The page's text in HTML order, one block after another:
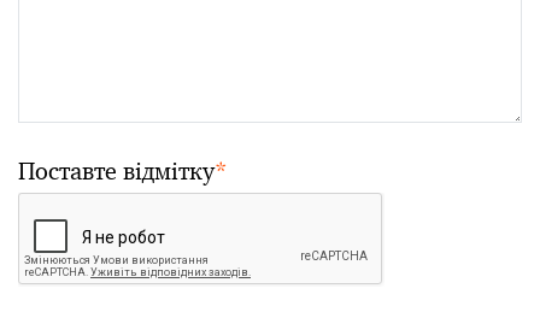
Поставте відмітку*